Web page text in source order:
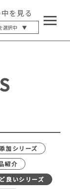
を見る
選択中 ▼
12%OFF
加シリーズ
紹介
良いシリーズ